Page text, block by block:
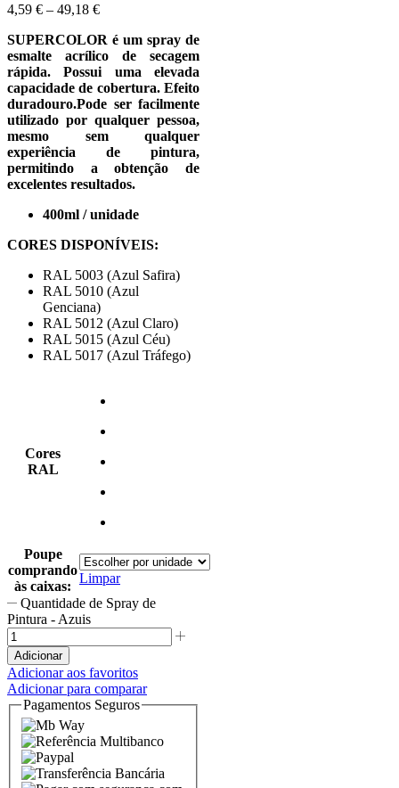
4,59 € – 49,18 €
SUPERCOLOR é um spray de
esmalte acrílico de secagem
rápida. Possui uma elevada
capacidade de cobertura. Efeito
duradouro.Pode ser facilmente
utilizado por qualquer pessoa,
mesmo sem qualquer
experiência de pintura,
permitindo a obtenção de
excelentes resultados.
400ml / unidade
CORES DISPONÍVEIS:
RAL 5003 (Azul Safira)
RAL 5010 (Azul
Genciana)
RAL 5012 (Azul Claro)
RAL 5015 (Azul Céu)
RAL 5017 (Azul Tráfego)
Cores
RAL
Poupe
comprando
às caixas:
Limpar
Quantidade de Spray de
Pintura - Azuis
Adicionar
Adicionar aos favoritos
Adicionar para comparar
Pagamentos Seguros